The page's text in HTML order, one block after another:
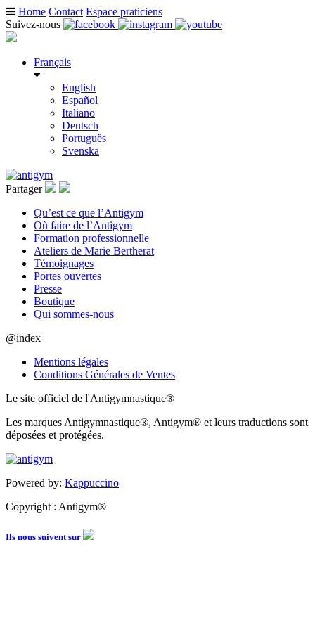
Home Contact Espace praticiens
Suivez-nous
Français
English
Español
Italiano
Deutsch
Português
Svenska
Partager
Qu’est ce que l’Antigym
Où faire de l’Antigym
Formation professionnelle
Ateliers de Marie Bertherat
Témoignages
Portes ouvertes
Presse
Boutique
Qui sommes-nous
@index
Mentions légales
Conditions Générales de Ventes
Le site officiel de l'Antigymnastique®
Les marques Antigymnastique®, Antigym® et leurs traductions sont
déposées et protégées.
Powered by: Kappuccino
Copyright : Antigym®
Ils nous suivent sur